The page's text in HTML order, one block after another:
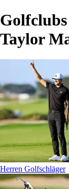
Taylor
Herren Golfschläger